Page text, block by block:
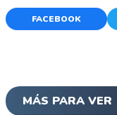
FACEBOOK
MÁS PARA VER